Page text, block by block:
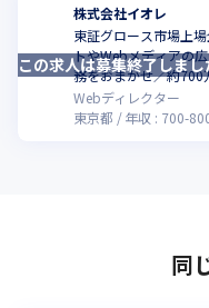
株式会社イオレ
東証グロース市場上
トやWebメディアの
務をおまかせ／約700
Webディレクター
東京都
年収 : 700-
この求人は募集終了しまし
同